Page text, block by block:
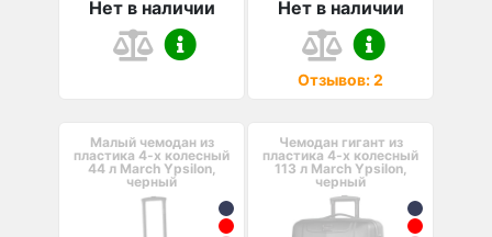
Нет в наличии Нет в наличии
Отзывов: 2
Малый чемодан из
пластика 4-х колесный
44 л March Ypsilon,
черный
Чемодан гигант из
пластика 4-х колесный
113 л March Ypsilon,
черный